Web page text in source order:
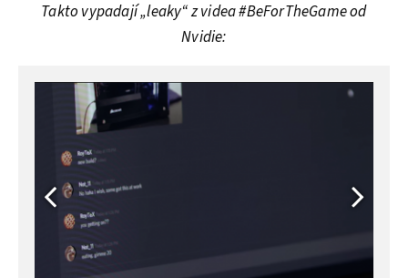
Takto vypadají „leaky“ z videa #BeForTheGame od
Nvidie: